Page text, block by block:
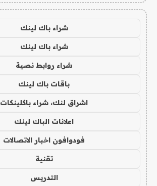
شراء باك لينك
شراء باك لينك
شراء روابط نصية
باقات باك لينك
اشراق لنك، شراء باكلينكات
اعلانات الباك لينك
فودوافون اخبار الاتصالات
تقنية
التدريس